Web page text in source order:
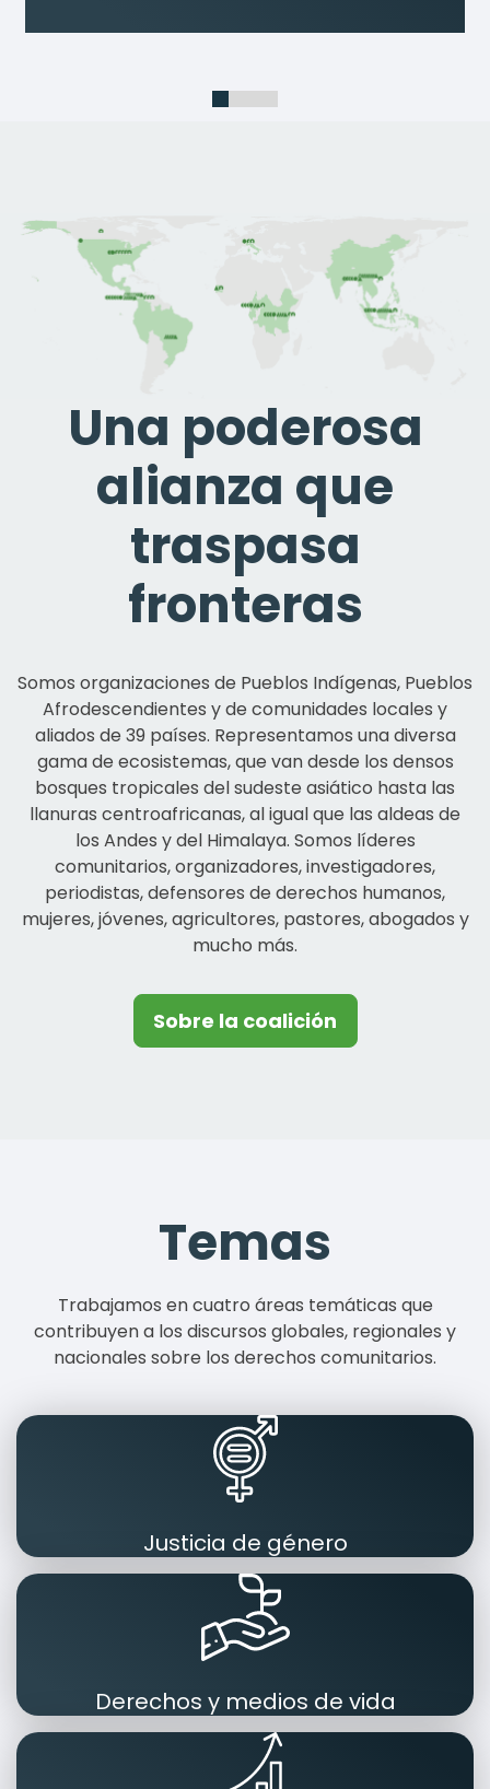
1 2 3 4
Una poderosa
alianza que
traspasa
fronteras
Somos organizaciones de Pueblos Indígenas, Pueblos
Afrodescendientes y de comunidades locales y
aliados de 39 países. Representamos una diversa
gama de ecosistemas, que van desde los densos
bosques tropicales del sudeste asiático hasta las
llanuras centroafricanas, al igual que las aldeas de
los Andes y del Himalaya. Somos líderes
comunitarios, organizadores, investigadores,
periodistas, defensores de derechos humanos,
mujeres, jóvenes, agricultores, pastores, abogados y
mucho más.
Sobre la coalición
Temas
Trabajamos en cuatro áreas temáticas que
contribuyen a los discursos globales, regionales y
nacionales sobre los derechos comunitarios.
Justicia de género
Derechos y medios de vida